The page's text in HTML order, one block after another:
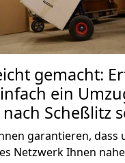
gemacht:
ein
Scheßlitz
garantieren, dass
Netzwerk Ihnen